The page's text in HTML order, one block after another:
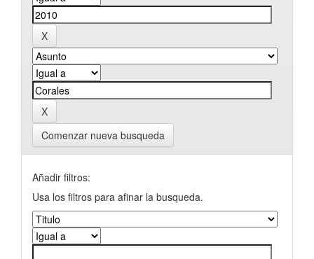
Comenzar nueva busqueda
Añadir filtros:
Usa los filtros para afinar la busqueda.